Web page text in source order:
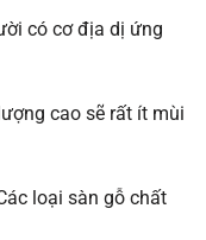
có cơ địa dị ứng
cao sẽ rất ít mùi
loại sàn gỗ chất